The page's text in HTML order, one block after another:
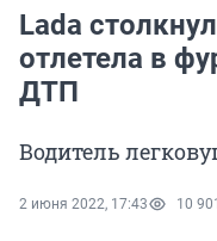
Lada
отлетела в
ДТП
Водитель
2 июня 2022, 17:43 10 901